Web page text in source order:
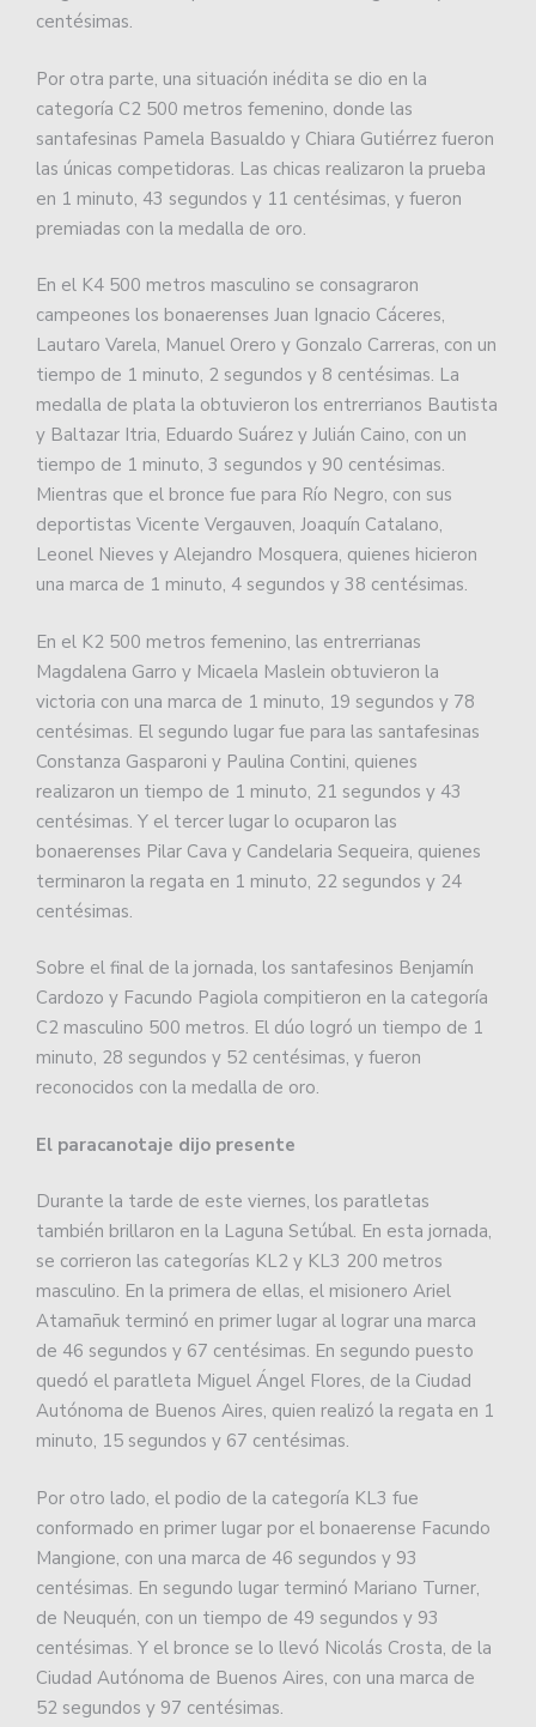
centésimas.
Por otra parte, una situación inédita se dio en la
categoría C2 500 metros femenino, donde las
santafesinas Pamela Basualdo y Chiara Gutiérrez fueron
las únicas competidoras. Las chicas realizaron la prueba
en 1 minuto, 43 segundos y 11 centésimas, y fueron
premiadas con la medalla de oro.
En el K4 500 metros masculino se consagraron
campeones los bonaerenses Juan Ignacio Cáceres,
Lautaro Varela, Manuel Orero y Gonzalo Carreras, con un
tiempo de 1 minuto, 2 segundos y 8 centésimas. La
medalla de plata la obtuvieron los entrerrianos Bautista
y Baltazar Itria, Eduardo Suárez y Julián Caino, con un
tiempo de 1 minuto, 3 segundos y 90 centésimas.
Mientras que el bronce fue para Río Negro, con sus
deportistas Vicente Vergauven, Joaquín Catalano,
Leonel Nieves y Alejandro Mosquera, quienes hicieron
una marca de 1 minuto, 4 segundos y 38 centésimas.
En el K2 500 metros femenino, las entrerrianas
Magdalena Garro y Micaela Maslein obtuvieron la
victoria con una marca de 1 minuto, 19 segundos y 78
centésimas. El segundo lugar fue para las santafesinas
Constanza Gasparoni y Paulina Contini, quienes
realizaron un tiempo de 1 minuto, 21 segundos y 43
centésimas. Y el tercer lugar lo ocuparon las
bonaerenses Pilar Cava y Candelaria Sequeira, quienes
terminaron la regata en 1 minuto, 22 segundos y 24
centésimas.
Sobre el final de la jornada, los santafesinos Benjamín
Cardozo y Facundo Pagiola compitieron en la categoría
C2 masculino 500 metros. El dúo logró un tiempo de 1
minuto, 28 segundos y 52 centésimas, y fueron
reconocidos con la medalla de oro.
El paracanotaje dijo presente
Durante la tarde de este viernes, los paratletas
también brillaron en la Laguna Setúbal. En esta jornada,
se corrieron las categorías KL2 y KL3 200 metros
masculino. En la primera de ellas, el misionero Ariel
Atamañuk terminó en primer lugar al lograr una marca
de 46 segundos y 67 centésimas. En segundo puesto
quedó el paratleta Miguel Ángel Flores, de la Ciudad
Autónoma de Buenos Aires, quien realizó la regata en 1
minuto, 15 segundos y 67 centésimas.
Por otro lado, el podio de la categoría KL3 fue
conformado en primer lugar por el bonaerense Facundo
Mangione, con una marca de 46 segundos y 93
centésimas. En segundo lugar terminó Mariano Turner,
de Neuquén, con un tiempo de 49 segundos y 93
centésimas. Y el bronce se lo llevó Nicolás Crosta, de la
Ciudad Autónoma de Buenos Aires, con una marca de
52 segundos y 97 centésimas.